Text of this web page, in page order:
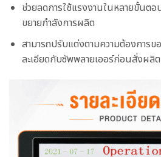
ช่วยลดการใช้แรงงานในหลายขั้นต
ขยายกำลังการผลิต
สามารถปรับแต่งตามความต้องการข
ละเอียดกับซัพพลายเออร์ก่อนสั่งผลิต